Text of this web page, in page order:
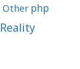
Other php
Reality